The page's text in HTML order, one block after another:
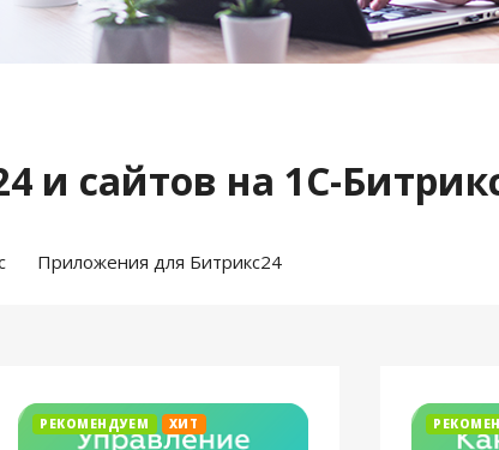
и сайтов на 1С-
Приложения для Битрикс24
РЕКОМЕНДУЕМ ХИТ